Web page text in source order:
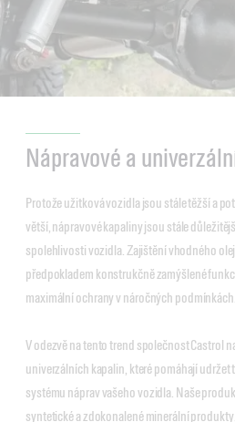
Nápravové a
Protože užitková vozidla jsou stále těžší a
větší, nápravové kapaliny jsou stále
spolehlivosti vozidla. Zajištění vhodného
předpokladem konstrukčně zamýšlené
maximální ochrany v náročných podmínkách.
V odezvě na tento trend společnost Castrol
univerzálních kapalin, které pomáhají udržet
systému náprav vašeho vozidla. Naše
syntetické a zdokonalené minerální